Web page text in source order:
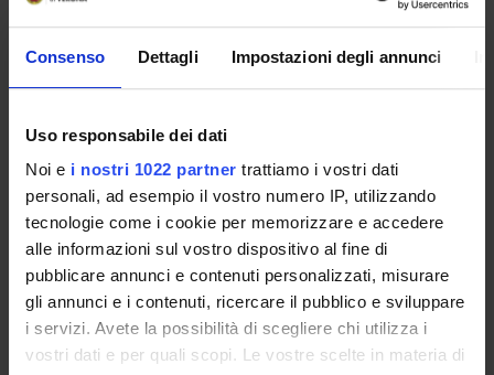
Consenso Dettagli Impostazioni degli annunci
Uso responsabile dei dati
Noi e i nostri 1022 partner trattiamo i vostri dati
personali, ad esempio il vostro numero IP, utilizzando
tecnologie come i cookie per memorizzare e accedere
alle informazioni sul vostro dispositivo al fine di
pubblicare annunci e contenuti personalizzati, misurare
gli annunci e i contenuti, ricercare il pubblico e sviluppare
i servizi. Avete la possibilità di scegliere chi utilizza i
vostri dati e per quali scopi. Le vostre scelte in materia di
SEZIONI
STRUTTURE
CENTRI
LABORATORI
BIBLIOTECHE
Contatti
Persone